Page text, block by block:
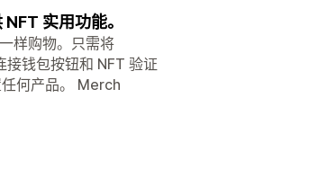
实用功能。
样购物。只需将
钱包按钮和 NFT 验证
何产品。 Merch